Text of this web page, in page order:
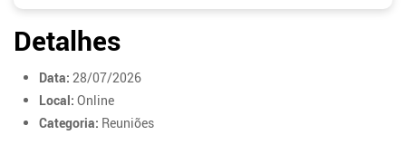
Detalhes
Data: 28/07/2026
Local: Online
Categoria: Reuniões